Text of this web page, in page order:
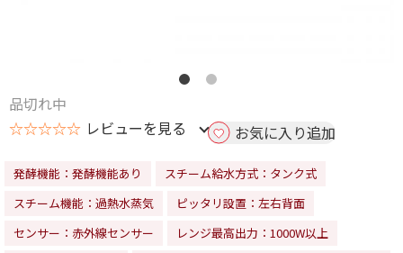
品切れ中
☆☆☆☆☆ レビューを見る お気に入り追加
発酵機能：発酵機能あり
スチーム給水方式：タンク式
スチーム機能：過熱水蒸気
ピッタリ設置：左右背面
センサー：赤外線センサー
レンジ最高出力：1000W以上